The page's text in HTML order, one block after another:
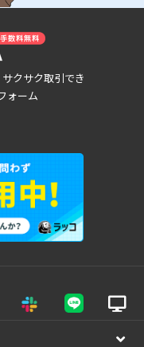
クサク取引でき
ォーム